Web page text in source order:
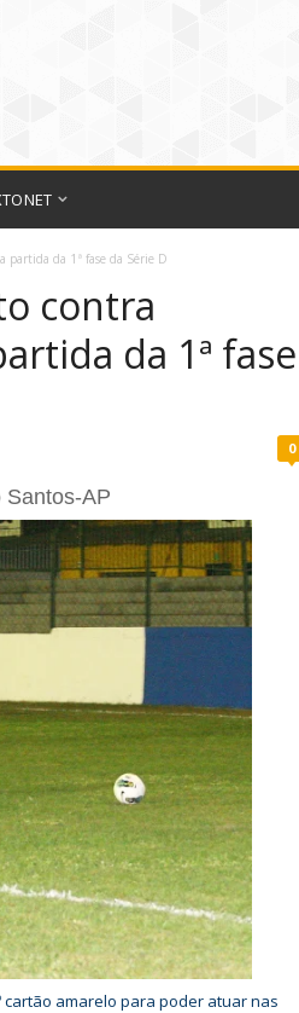
da 1ª fase da Série D
contra
da 1ª fase
0
Santos-AP
cartão amarelo para poder atuar nas